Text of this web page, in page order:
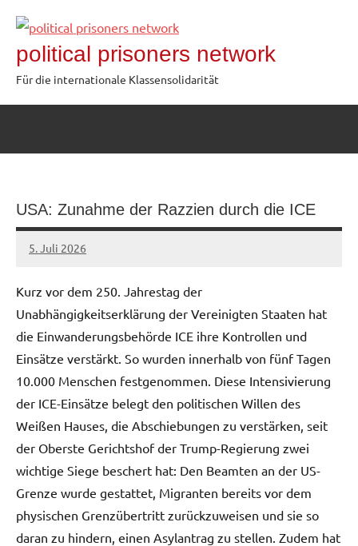
Inhalt
springen
political prisoners network
Für die internationale Klassensolidarität
USA: Zunahme der Razzien durch die ICE
5. Juli 2026
network
Kurz vor dem 250. Jahrestag der
Unabhängigkeitserklärung der Vereinigten Staaten hat
die Einwanderungsbehörde ICE ihre Kontrollen und
Einsätze verstärkt. So wurden innerhalb von fünf Tagen
10.000 Menschen festgenommen. Diese Intensivierung
der ICE-Einsätze belegt den politischen Willen des
Weißen Hauses, die Abschiebungen zu verstärken, seit
der Oberste Gerichtshof der Trump-Regierung zwei
wichtige Siege beschert hat: Den Beamten an der US-
Grenze wurde gestattet, Migranten bereits vor dem
physischen Grenzübertritt zurückzuweisen und sie so
daran zu hindern, einen Asylantrag zu stellen. Zudem hat